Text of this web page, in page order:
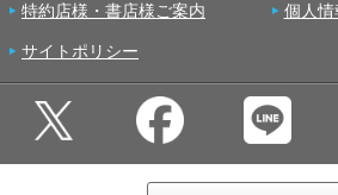
特約店様・書店様ご案内 個人
サイトポリシー